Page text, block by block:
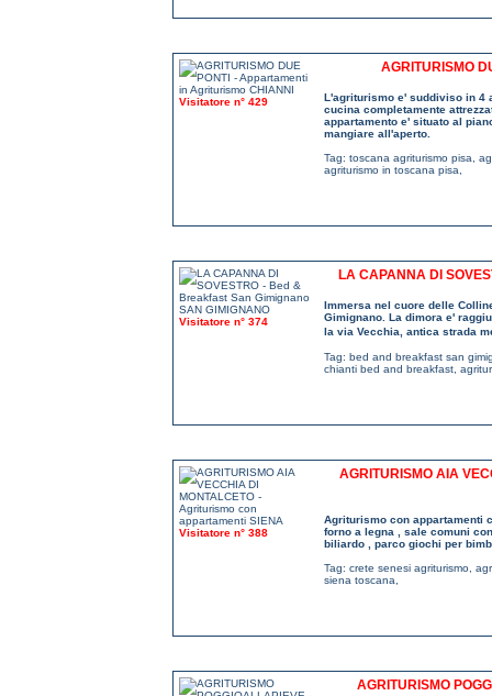
Visitatore n° 429
AGRITURISMO
L'agriturismo e' suddiviso in 4
cucina completamente
appartamento e' situato al
mangiare all'aperto.
Tag: toscana agriturismo pisa
agriturismo in toscana pisa
Visitatore n° 374
LA CAPANNA DI
Immersa nel cuore delle
Gimignano. La dimora e'
la via Vecchia, antica strada
Tag: bed and breakfast san
chianti bed and breakfast
Visitatore n° 388
AGRITURISMO AIA
Agriturismo con appartamenti
forno a legna , sale comuni
biliardo , parco giochi per
Tag: crete senesi agriturismo
siena toscana
AGRITURISMO